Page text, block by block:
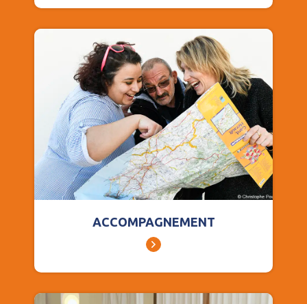
ACCOMPAGNEMENT